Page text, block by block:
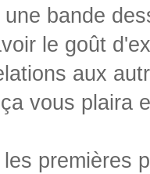
bande
le goût
aux
vous plaira
premières